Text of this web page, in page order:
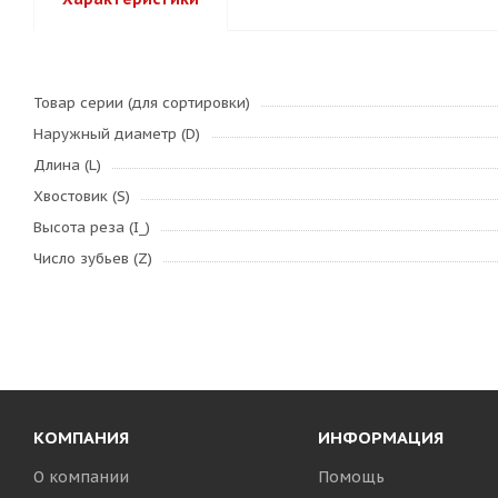
Товар серии (для сортировки)
Наружный диаметр (D)
Длина (L)
Хвостовик (S)
Высота реза (I_)
Число зубьев (Z)
КОМПАНИЯ
О компании
ИНФОРМАЦИЯ
Помощь